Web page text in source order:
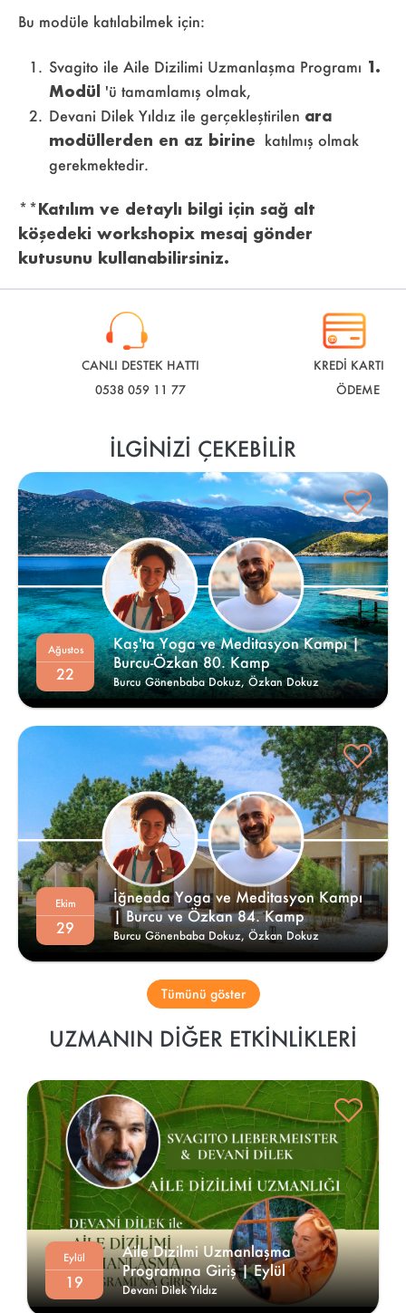
Bu modüle katılabilmek için:
Svagito ile Aile Dizilimi Uzmanlaşma Programı 1.
Modül 'ü tamamlamış olmak,
Devani Dilek Yıldız ile gerçekleştirilen ara
modüllerden en az birine katılmış olmak
gerekmektedir.
**Katılım ve detaylı bilgi için sağ alt
köşedeki workshopix mesaj gönder
kutusunu kullanabilirsiniz.
CANLI DESTEK HATTI
0538 059 11 77
KREDİ KARTI İLE
ÖDEME
İLGINIZI ÇEKEBILIR
Kaş'ta Yoga ve Meditasyon Kampı |
Burcu-Özkan 80. Kamp
Ağustos
22 Burcu Gönenbaba Dokuz,Özkan Dokuz
İğneada Yoga ve Meditasyon Kampı
| Burcu ve Özkan 84. Kamp
Ekim
29 Burcu Gönenbaba Dokuz,Özkan Dokuz
Tümünü göster
UZMANIN DIĞER ETKINLIKLERI
Aile Dizilmi Uzmanlaşma
Programına Giriş | Eylül
Eylül
19 Devani Dilek Yıldız